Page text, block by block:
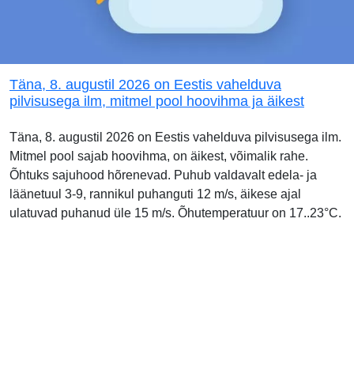
Täna, 8. augustil 2026 on Eestis vahelduva
pilvisusega ilm, mitmel pool hoovihma ja äikest
Täna, 8. augustil 2026 on Eestis vahelduva pilvisusega ilm.
Mitmel pool sajab hoovihma, on äikest, võimalik rahe.
Õhtuks sajuhood hõrenevad. Puhub valdavalt edela- ja
läänetuul 3-9, rannikul puhanguti 12 m/s, äikese ajal
ulatuvad puhanud üle 15 m/s. Õhutemperatuur on 17..23°C.